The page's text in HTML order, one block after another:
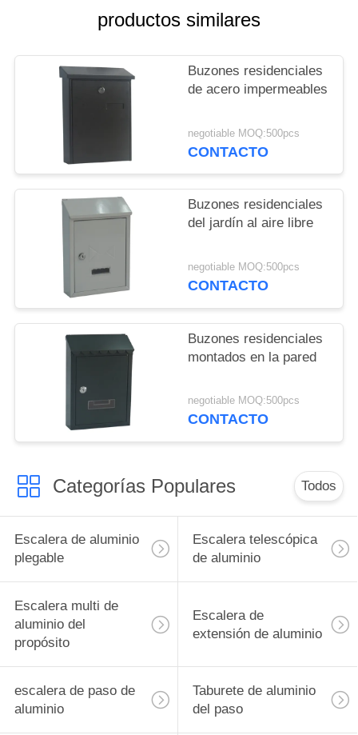
DEL
SITIO
PRIVACY
POLICY
productos similares
Buzones residenciales
de acero impermeables
negotiable MOQ:500pcs
CONTACTO
Buzones residenciales
del jardín al aire libre
negotiable MOQ:500pcs
CONTACTO
Buzones residenciales
montados en la pared
negotiable MOQ:500pcs
CONTACTO
Categorías Populares Todos
Escalera de aluminio
plegable
Escalera telescópica
de aluminio
Escalera multi de
aluminio del
propósito
Escalera de
extensión de aluminio
escalera de paso de
aluminio
Taburete de aluminio
del paso